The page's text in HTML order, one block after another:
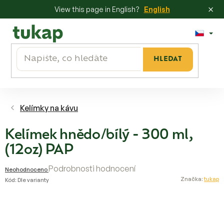
View this page in English? English ×
obsah
HLEDAT
Kelímky na kávu
Kelímek hnědo/bílý - 300 ml,
(12oz) PAP
Průměrné
hodnocení
Neohodnoceno Podrobnosti hodnocení
Značka:tukap
Kód: Dle varianty